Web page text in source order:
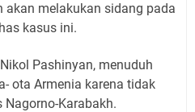
akan melakukan sidang pada
kasus ini.
Pashinyan, menuduh
ota Armenia karena tidak
Karabakh.